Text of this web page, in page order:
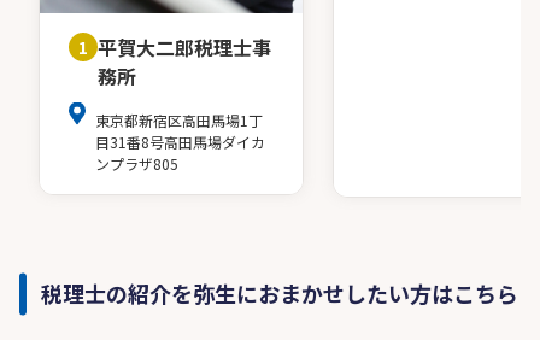
1 平賀大二郎税理士事
務所
東京都新宿区高田馬場1丁
目31番8号高田馬場ダイカ
ンプラザ805
税理士の紹介を弥生におまかせしたい方はこちら